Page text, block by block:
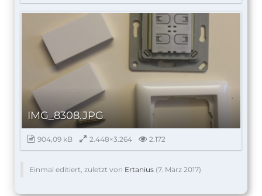
IMG_8308.JPG
904,09 kB 2.448×3.264 2.172
Einmal editiert, zuletzt von Ertanius (7. März 2017)